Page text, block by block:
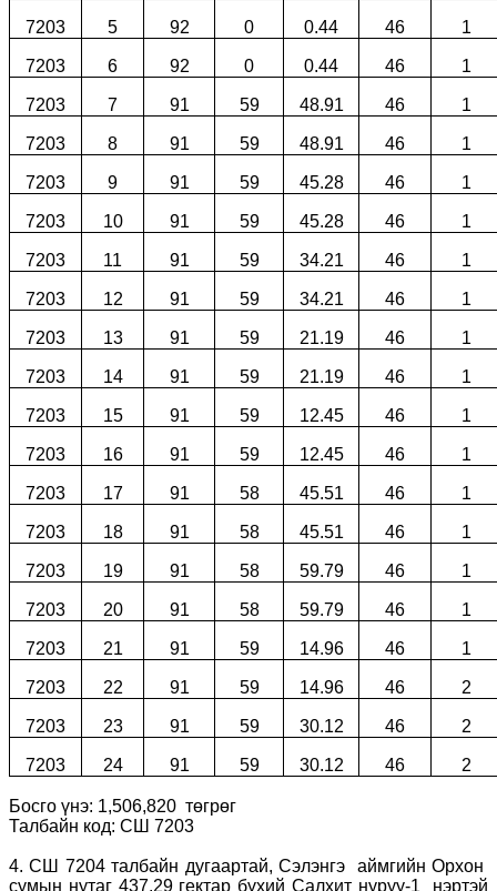
7203 5 92 0 0.44 46 1
7203 6 92 0 0.44 46 1
7203 7 91 59 48.91 46 1
7203 8 91 59 48.91 46 1
7203 9 91 59 45.28 46 1
7203 10 91 59 45.28 46 1
7203 11 91 59 34.21 46 1
7203 12 91 59 34.21 46 1
7203 13 91 59 21.19 46 1
7203 14 91 59 21.19 46 1
7203 15 91 59 12.45 46 1
7203 16 91 59 12.45 46 1
7203 17 91 58 45.51 46 1
7203 18 91 58 45.51 46 1
7203 19 91 58 59.79 46 1
7203 20 91 58 59.79 46 1
7203 21 91 59 14.96 46 1
7203 22 91 59 14.96 46 2
7203 23 91 59 30.12 46 2
7203 24 91 59 30.12 46 2
Босго үнэ: 1,506,820 төгрөг
Талбайн код: СШ 7203
4. СШ 7204 талбайн дугаартай, Сэлэнгэ аймгийн Орхон
сумын нутаг 437.29 гектар бүхий Салхит нуруу-1 нэртэй